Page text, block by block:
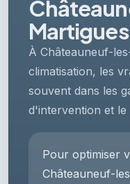
Martigues
À Châteauneuf-
climatisation, les
souvent dans les
d'intervention et le
Pour optimiser
Châteauneuf-